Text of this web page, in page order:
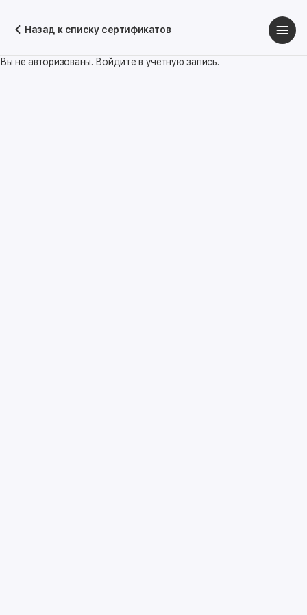
Назад к списку сертификатов
Вы не авторизованы. Войдите в учетную запись.